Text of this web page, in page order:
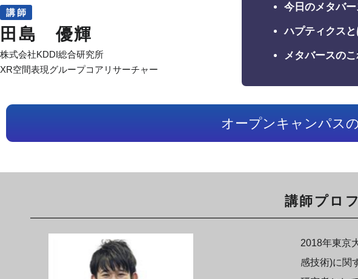
講 師
田島 優輝
株式会社KDDI総合研究所
XR空間表現グループコアリサーチャー
今日のメタバ
ハプティクスと
メタバースの
オープンキャンパス
講師プロ
2018年東京
感技術)に関